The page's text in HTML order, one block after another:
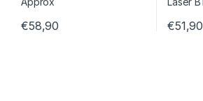
€58,90 €51,90